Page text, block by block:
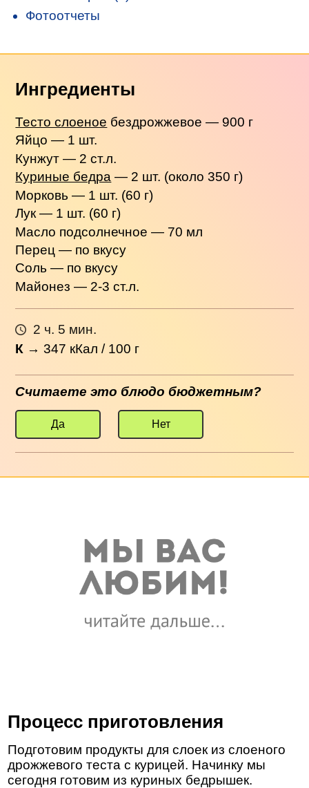
Фотоотчеты
Ингредиенты
Тесто слоеное бездрожжевое — 900 г
Яйцо — 1 шт.
Кунжут — 2 ст.л.
Куриные бедра — 2 шт. (около 350 г)
Морковь — 1 шт. (60 г)
Лук — 1 шт. (60 г)
Масло подсолнечное — 70 мл
Перец — по вкусу
Соль — по вкусу
Майонез — 2-3 ст.л.
2 ч. 5 мин.
К →347 кКал / 100 г
Считаете это блюдо бюджетным?
Да Нет
Процесс приготовления
Подготовим продукты для слоек из слоеного
дрожжевого теста с курицей. Начинку мы
сегодня готовим из куриных бедрышек.